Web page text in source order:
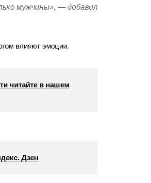
мужчины», — добавил
влияют эмоции.
читайте в нашем
Дзен